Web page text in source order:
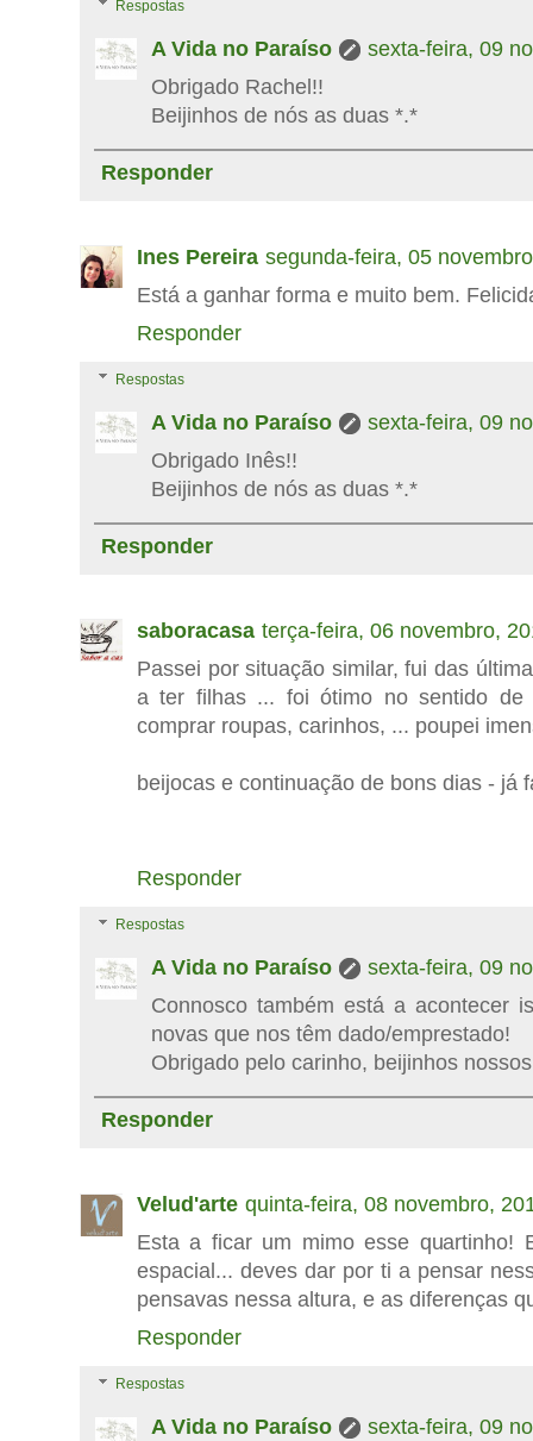
Respostas
A Vida no Paraíso
sexta-feira, 09
Obrigado Rachel!!
Beijinhos de nós as duas *.*
Responder
Ines Pereira segunda-feira, 05
Está a ganhar forma e muito bem.
Responder
Respostas
A Vida no Paraíso
sexta-feira, 09
Obrigado Inês!!
Beijinhos de nós as duas *.*
Responder
saboracasa terça-feira, 06 novembro,
Passei por situação similar, fui das
a ter filhas ... foi ótimo no sentido de
comprar roupas, carinhos, ... poupei
beijocas e continuação de bons dias - já
Responder
Respostas
A Vida no Paraíso
sexta-feira, 09
Connosco também está a acontecer
novas que nos têm dado/emprestado!
Obrigado pelo carinho, beijinhos
Responder
Velud'arte quinta-feira, 08 novembro,
Esta a ficar um mimo esse quartinho!
espacial... deves dar por ti a pensar
pensavas nessa altura, e as diferenças
Responder
Respostas
A Vida no Paraíso
sexta-feira, 09